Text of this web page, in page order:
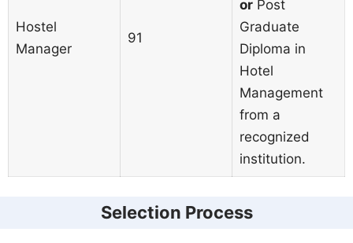
Hostel
Manager
91
orPost
Graduate
Diploma in
Hotel
Management
from a
recognized
institution.
Selection Process